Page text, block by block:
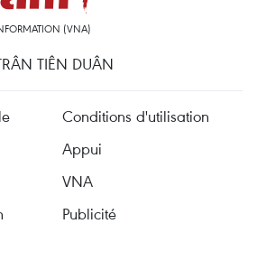
(VNA)
TIÊN DUÂN
Conditions d'utilisation
Appui
VNA
Publicité